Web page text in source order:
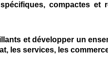
compactes et
et développer un
les services, les